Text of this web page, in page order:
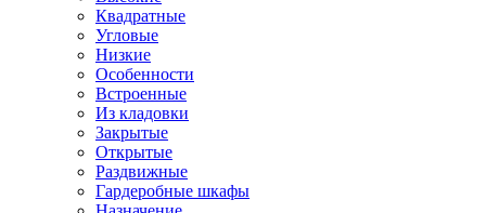
Квадратные
Угловые
Низкие
Особенности
Встроенные
Из кладовки
Закрытые
Открытые
Раздвижные
Гардеробные шкафы